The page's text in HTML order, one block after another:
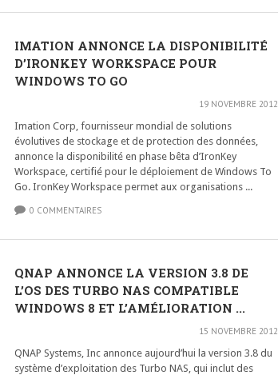
IMATION ANNONCE LA DISPONIBILITÉ
D’IRONKEY WORKSPACE POUR
WINDOWS TO GO
19 NOVEMBRE 2012
Imation Corp, fournisseur mondial de solutions
évolutives de stockage et de protection des données,
annonce la disponibilité en phase bêta d’IronKey
Workspace, certifié pour le déploiement de Windows To
Go. IronKey Workspace permet aux organisations ...
0 COMMENTAIRES
QNAP ANNONCE LA VERSION 3.8 DE
L’OS DES TURBO NAS COMPATIBLE
WINDOWS 8 ET L’AMÉLIORATION ...
15 NOVEMBRE 2012
QNAP Systems, Inc annonce aujourd’hui la version 3.8 du
système d’exploitation des Turbo NAS, qui inclut des